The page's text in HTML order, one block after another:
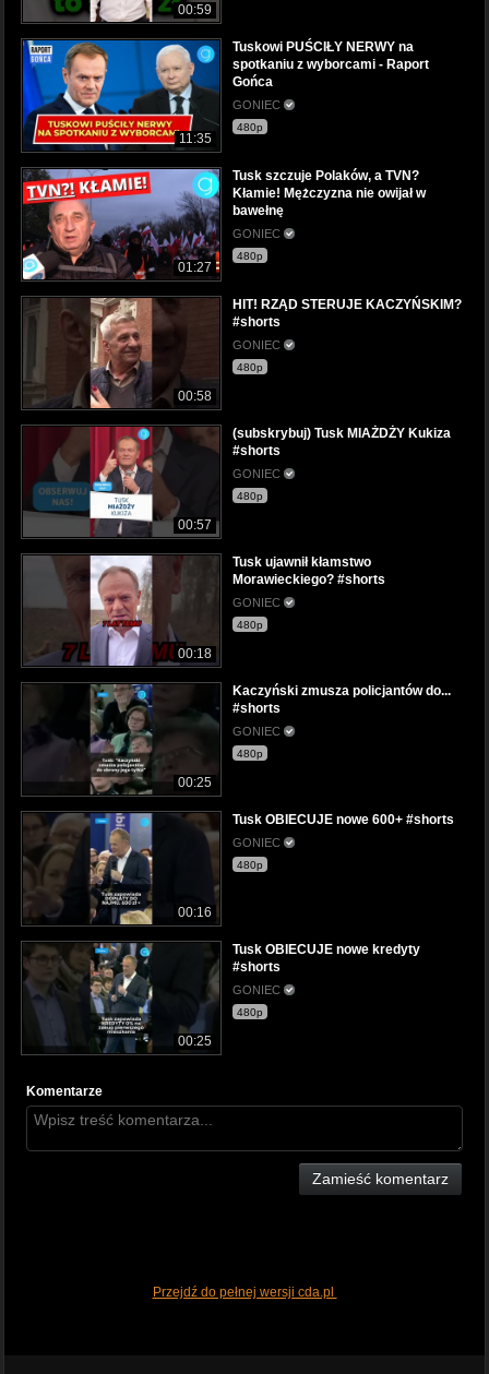
00:59
11:35
Tuskowi PUŚCIŁY NERWY na
spotkaniu z wyborcami - Raport
Gońca
GONIEC
480p
01:27
Tusk szczuje Polaków, a TVN?
Kłamie! Mężczyzna nie owijał w
bawełnę
GONIEC
480p
00:58
HIT! RZĄD STERUJE KACZYŃSKIM?
#shorts
GONIEC
480p
00:57
(subskrybuj) Tusk MIAŻDŻY Kukiza
#shorts
GONIEC
480p
00:18
Tusk ujawnił kłamstwo
Morawieckiego? #shorts
GONIEC
480p
00:25
Kaczyński zmusza policjantów do...
#shorts
GONIEC
480p
00:16
Tusk OBIECUJE nowe 600+ #shorts
GONIEC
480p
00:25
Tusk OBIECUJE nowe kredyty
#shorts
GONIEC
480p
Komentarze
Zamieść komentarz
Przejdź do pełnej wersji cda.pl